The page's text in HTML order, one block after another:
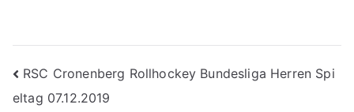
Beitragsnavigation
RSC Cronenberg Rollhockey Bundesliga Herren Spi
eltag 07.12.2019